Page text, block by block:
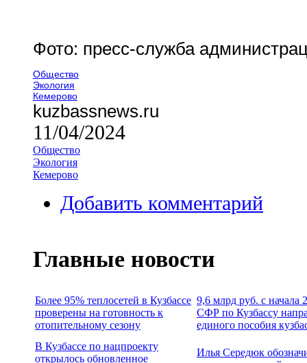
Фото: пресс-служба
Общество
Экология
Кемерово
kuzbassnews.ru
11/04/2024
Общество
Экология
Кемерово
Добавить комментарий
Главные новости
Более 95% теплосетей в Кузбассе
проверены на готовность к
отопительному сезону
9,6 млрд руб. с начала
СФР по Кузбассу
единого пособия
В Кузбассе по нацпроекту
открылось обновленное
Илья Середюк